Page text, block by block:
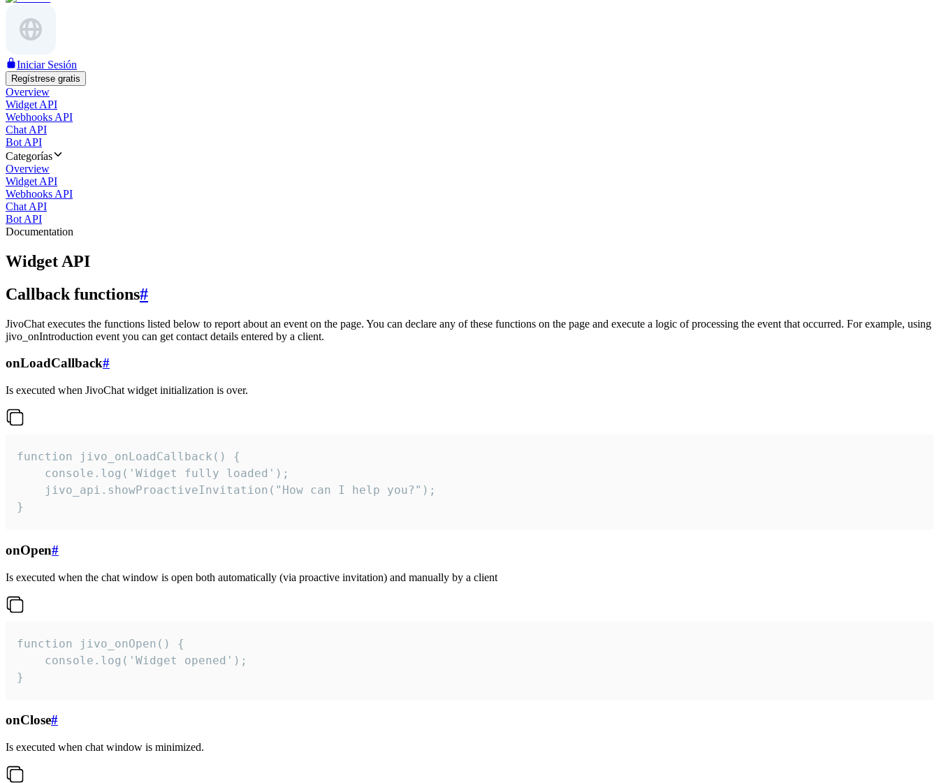
Iniciar Sesión
Regístrese gratis
Overview
Widget API
Webhooks API
Chat API
Bot API
Categorías
Overview
Widget API
Webhooks API
Chat API
Bot API
Documentation
Widget API
Callback functions#
JivoChat executes the functions listed below to report about an event on the page. You can declare any of these functions on the page and execute a logic of processing the event that occurred. For example, using
jivo_onIntroduction event you can get contact details entered by a client.
onLoadCallback#
Is executed when JivoChat widget initialization is over.
function jivo_onLoadCallback() {
    console.log('Widget fully loaded');
    jivo_api.showProactiveInvitation("How can I help you?");
}
onOpen#
Is executed when the chat window is open both automatically (via proactive invitation) and manually by a client
function jivo_onOpen() {
    console.log('Widget opened');
}
onClose#
Is executed when chat window is minimized.